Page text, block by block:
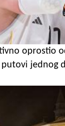
oprostio
putovi jednog